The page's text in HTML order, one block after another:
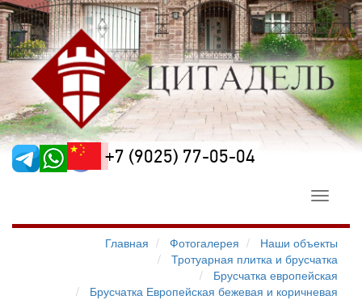
+7 (9025) 77-05-04
Toggle
Главная
Фотогалерея
Наши объекты
Тротуарная плитка и брусчатка
Брусчатка европейская
Брусчатка Европейская бежевая и коричневая